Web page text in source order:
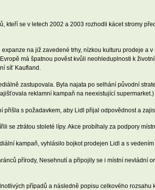
kteří se v letech 2002 a 2003 rozhodli kácet stromy
na již zavedené trhy, nízkou kulturu prodeje a
má špatnou pověst kvůli neohleduplnosti k
síť Kaufland.
zastupovala. Byla najata po selhání původní
reklamní kampaň na neexistující supermarket.)
s požadavkem, aby Lidl přijal odpovědnost a
se ztrátou stoleté lípy. Akce probíhaly za podpory
kampaň, vyhlásilo bojkot prodejen Lidl a s
přírody, Nesehnutí a připojily se i místní nevládní
případů a následně popisu celkového rozsahu